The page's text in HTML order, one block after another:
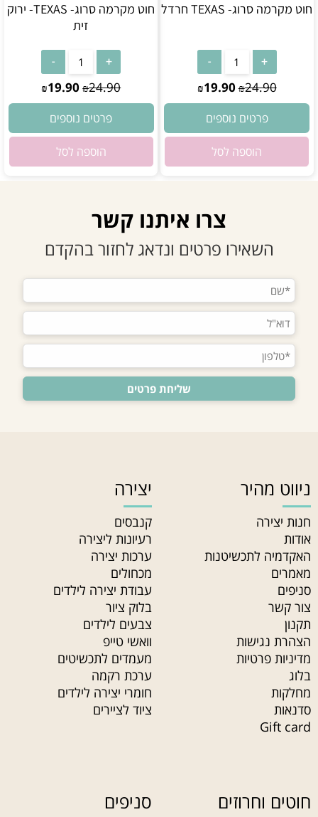
חוט מקרמה סרוג- TEXAS חרדל
₪24.90
₪19.90
פרטים נוספים
הוספה לסל
חוט מקרמה סרוג- TEXAS- ירוק
זית
₪24.90
₪19.90
פרטים נוספים
הוספה לסל
צרו איתנו קשר
השאירו פרטים ונדאג לחזור בהקדם
ניווט מהיר
חנות יצירה
אודות
האקדמיה לתכשיטנות
מאמרים
סניפים
צור קשר
תקנון
הצהרת נגישות
מדיניות פרטיות
בלוג
מחלקות
סדנאות
Gift card
יצירה
קנבסים
רעיונות ליצירה
ערכות יצירה
מכחולים
עבודת יצירה לילדים
בלוק ציור
צבעים לילדים
וואשי טייפ
מעמדים לתכשיטים
ערכת רקמה
חומרי יצירה לילדים
ציוד לציירים
חוטים וחרוזים סניפים